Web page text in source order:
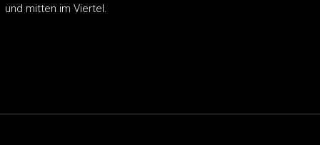
und mitten im Viertel.